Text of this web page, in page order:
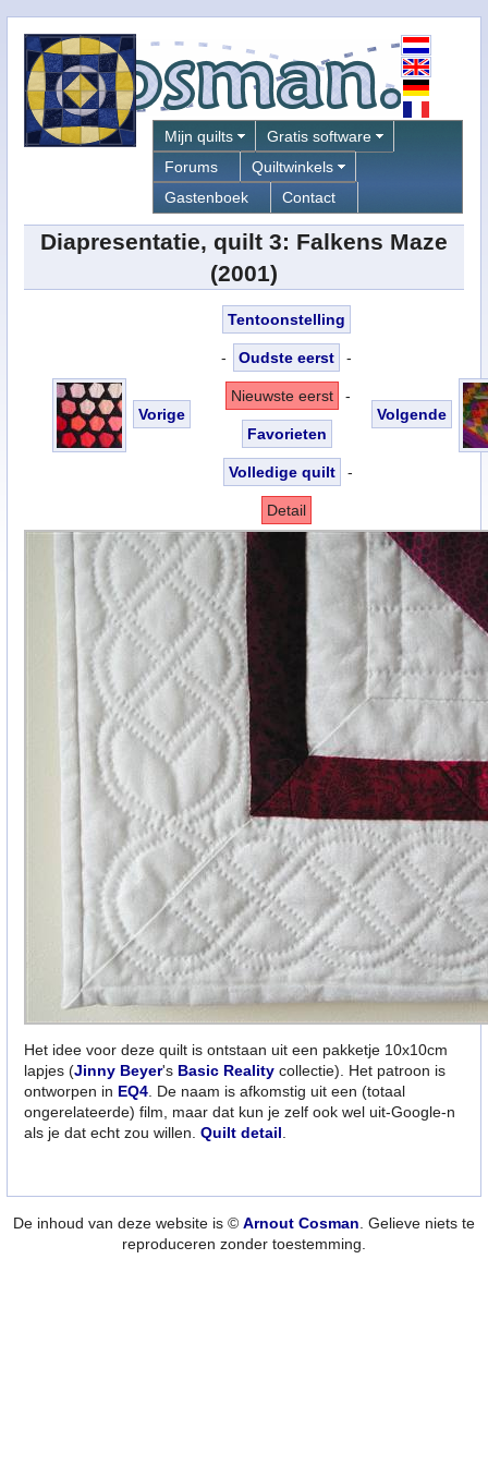
Mijn quilts
Gratis software
Forums
Quiltwinkels
Gastenboek
Contact
Diapresentatie, quilt 3: Falkens Maze
(2001)
Vorige
Tentoonstelling
- Oudste eerst -
Nieuwste eerst -
Favorieten
Volledige quilt -
Detail
Volgende
Het idee voor deze quilt is ontstaan uit een pakketje 10x10cm
lapjes (Jinny Beyer's Basic Reality collectie). Het patroon is
ontworpen in EQ4 . De naam is afkomstig uit een (totaal
ongerelateerde) film, maar dat kun je zelf ook wel uit-Google-n
als je dat echt zou willen.Quilt detail
De inhoud van deze website is © Arnout Cosman . Gelieve niets te
reproduceren zonder toestemming.